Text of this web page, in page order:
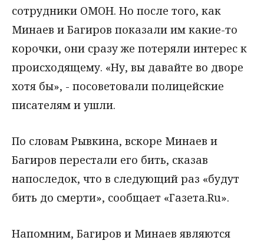
сотрудники ОМОН. Но после того, как
Минаев и Багиров показали им какие-то
корочки, они сразу же потеряли интерес к
происходящему. «Ну, вы давайте во дворе
хотя бы», - посоветовали полицейские
писателям и ушли.
По словам Рывкина, вскоре Минаев и
Багиров перестали его бить, сказав
напоследок, что в следующий раз «будут
бить до смерти», сообщает «Газета.Ru».
Напомним, Багиров и Минаев являются